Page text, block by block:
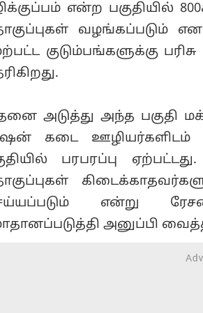
என்ற பகுதியில்
வழங்கப்படும் என
குடும்பங்களுக்கு
அடுத்து அந்த பகுதி
கடை ஊழியர்களிடம்
பரபரப்பு
என்று
அனுப்பி